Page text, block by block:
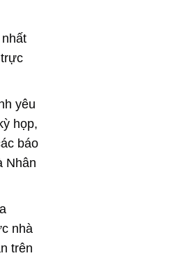
yêu
họp,
báo
Nhân
nhà
trên